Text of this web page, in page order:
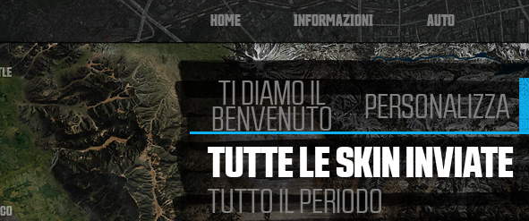
HOME INFORMAZIONI AUTO
TI DIAMO IL
BENVENUTO PERSONALIZZA
TUTTE LE SKIN INVIATE
TUTTO IL PERIODO